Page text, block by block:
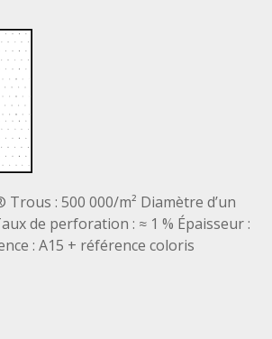
Trous : 500 000/m² Diamètre d’un
de perforation : ≈ 1 % Épaisseur :
: A15 + référence coloris